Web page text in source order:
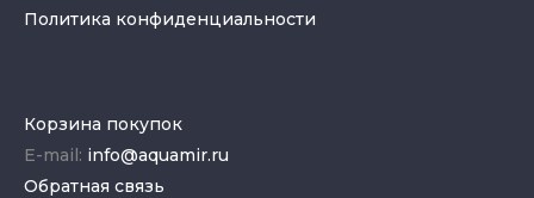
Политика конфиденциальности
Корзина покупок
E-mail: info@aquamir.ru
Обратная связь